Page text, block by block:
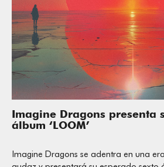
Imagine Dragons presenta
álbum ‘LOOM’
Imagine Dragons se adentra en una